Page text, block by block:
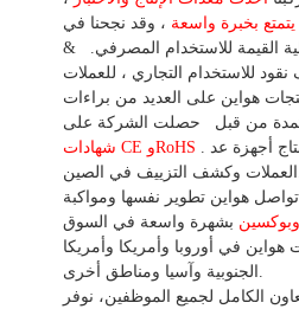
يتمتع بخبرة واسعة ، وقد نجحنا في
القيمة للاستخدام المصرفي.
&
نقود للاستخدام التجاري ، للعملات
هواين على العديد من براءات
من قبل
حصلت الشركة على
شهادات CE وRoHS
هواين تطوير نفسها ومواكبة
بشهرة واسعة في السوق
هواين في أوروبا وأمريكا وأمريكا
الكامل لجميع الموظفين، نوفر